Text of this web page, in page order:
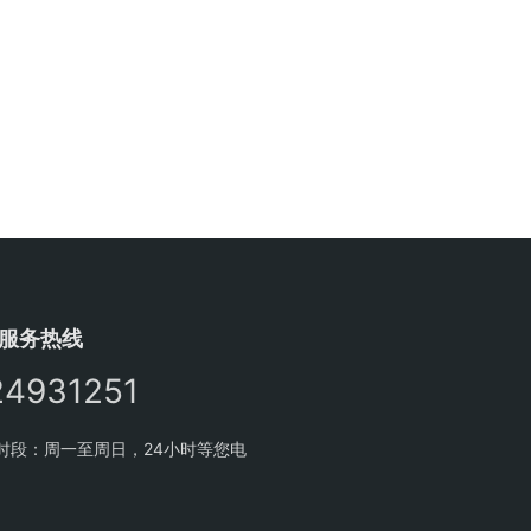
务热线
段：周一至周日，24小时等您电